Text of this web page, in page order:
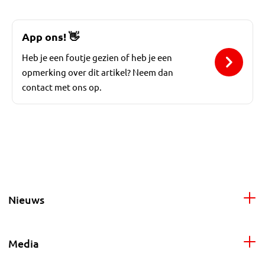
App ons!👋
Heb je een foutje gezien of heb je een
opmerking over dit artikel? Neem dan
contact met ons op.
Nieuws
Media